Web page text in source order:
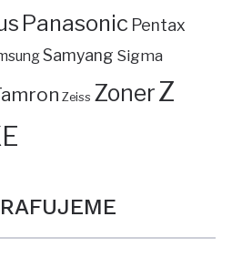
Panasonic Pentax
Samyang Sigma
Zeiss ZonerZ